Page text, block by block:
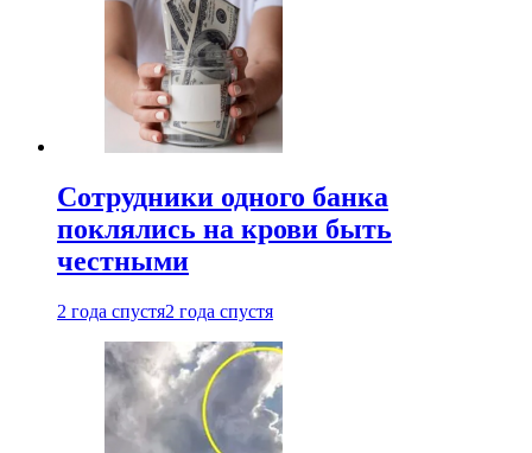
Сотрудники одного банка
поклялись на крови быть
честными
2 года спустя2 года спустя